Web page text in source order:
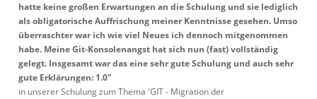
hatte keine großen Erwartungen an die Schulung und sie lediglich
als obligatorische Auffrischung meiner Kenntnisse gesehen. Umso
überraschter war ich wie viel Neues ich dennoch mitgenommen
habe. Meine Git-Konsolenangst hat sich nun (fast) vollständig
gelegt. Insgesamt war das eine sehr gute Schulung und auch sehr
gute Erklärungen: 1.0"
in unserer Schulung zum Thema 'GIT - Migration der